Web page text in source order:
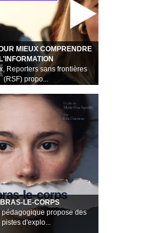
MIEUX COMPRENDRE
L'INFORMATION
Reporters sans frontières
(RSF) propo...
LE-CORPS
pédagogique propose des
pistes d'explo...